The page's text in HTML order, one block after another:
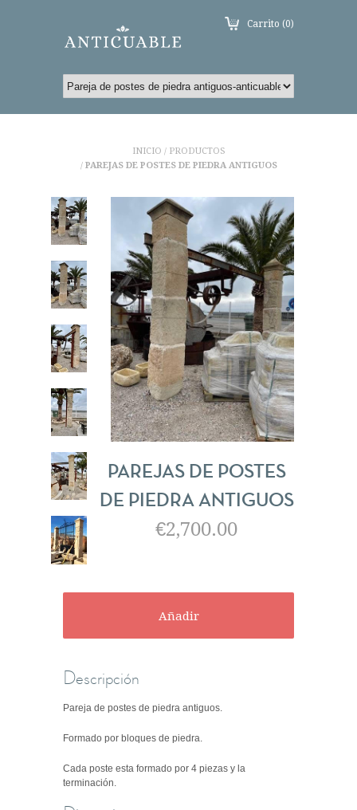
Carrito (0)
INICIO / PRODUCTOS
/ PAREJAS DE POSTES DE PIEDRA ANTIGUOS
PAREJAS DE POSTES
DE PIEDRA ANTIGUOS
€2,700.00
Descripción
Pareja de postes de piedra antiguos.
Formado por bloques de piedra.
Cada poste esta formado por 4 piezas y la
terminación.